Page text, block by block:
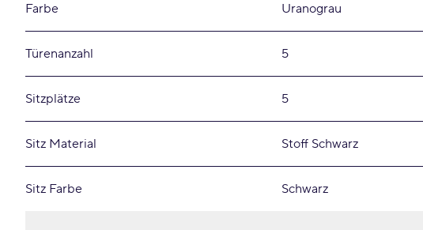
Farbe Uranograu
Türenanzahl 5
Sitzplätze 5
Sitz Material Stoff Schwarz
Sitz Farbe Schwarz